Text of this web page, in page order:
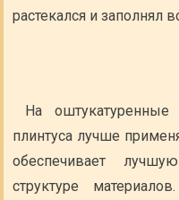
растекался и заполнял
На оштукатуренные
плинтуса лучше
обеспечивает
структуре